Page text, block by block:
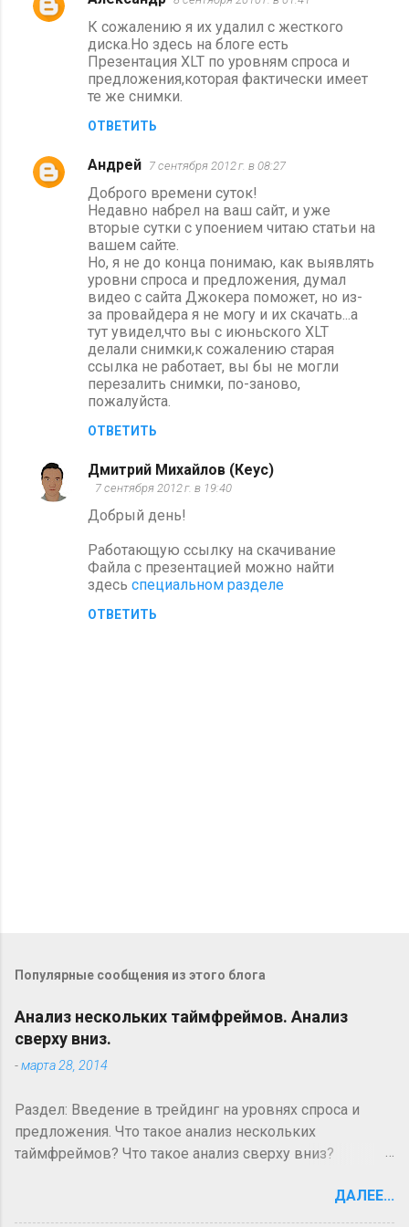
К сожалению я их удалил с жесткого
диска.Но здесь на блоге есть
Презентация XLT по уровням спроса и
предложения,которая фактически имеет
те же снимки.
ОТВЕТИТЬ
Андрей 7 сентября 2012 г. в 08:27
Доброго времени суток!
Недавно набрел на ваш сайт, и уже
вторые сутки с упоением читаю статьи на
вашем сайте.
Но, я не до конца понимаю, как выявлять
уровни спроса и предложения, думал
видео с сайта Джокера поможет, но из-
за провайдера я не могу и их скачать...а
тут увидел,что вы с июньского XLT
делали снимки,к сожалению старая
ссылка не работает, вы бы не могли
перезалить снимки, по-заново,
пожалуйста.
ОТВЕТИТЬ
Дмитрий Михайлов (Кеус)
7 сентября 2012 г. в 19:40
Добрый день!
Работающую ссылку на скачивание
Файла с презентацией можно найти
здесь специальном разделе
ОТВЕТИТЬ
р
в
и
т
ь
м
м
е
р
Популярные сообщения из этого блога
Анализ нескольких таймфреймов. Анализ
сверху вниз.
-марта 28, 2014
Раздел: Введение в трейдинг на уровнях спроса и
предложения. Что такое анализ нескольких
таймфреймов? Что такое анализ сверху вниз?
профессионалы, сталкиваются с понятием анализа
ДАЛЕЕ...